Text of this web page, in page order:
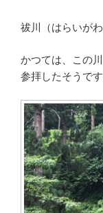
祓川（はらいが
かつては、この
参拝したそうです